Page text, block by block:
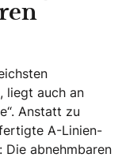
liegt auch an
Anstatt zu
A-Linien-
Die abnehmbaren